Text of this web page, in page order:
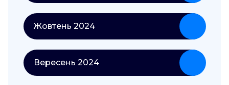
Жовтень 2024
Вересень 2024